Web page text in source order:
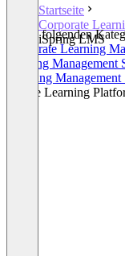
Startseite
Corporate
iSpring LMS
In den folgenden
Corporate Learning
Training Management
Learning Management
Online Learning